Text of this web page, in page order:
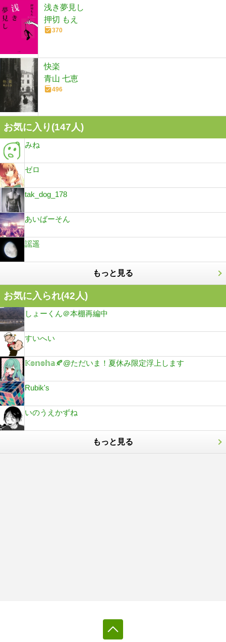
浅き夢見し
押切 もえ
370
快楽
青山 七恵
496
お気に入り(147人)
みね
ゼロ
tak_dog_178
あいばーそん
謡遥
もっと見る
お気に入られ(42人)
しょーくん＠本棚再編中
すいへい
𝕂𝕠𝕟𝕠𝕙𝕒🍂@ただいま！夏休み限定浮上します
Rubik's
いのうえかずね
もっと見る